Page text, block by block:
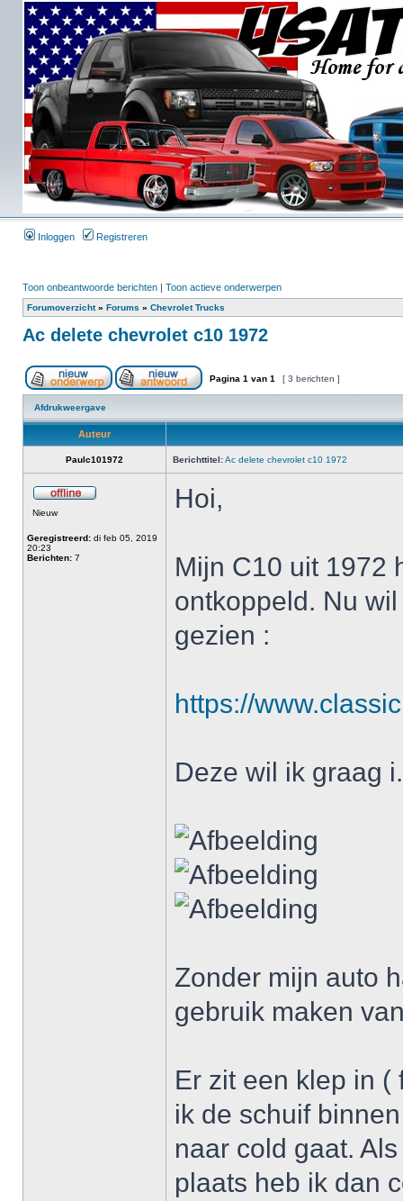
Inloggen Registreren
Toon onbeantwoorde berichten | Toon actieve onderwerpen
Forumoverzicht» Forums » Chevrolet Trucks
Ac delete chevrolet c10 1972
Pagina 1 van 1 [ 3 berichten ]
Afdrukweergave
Auteur
Paulc101972 Berichttitel:Ac delete chevrolet c10 1972
Nieuw
Geregistreerd: di feb 05, 2019
20:23
Berichten: 7
Hoi,
Mijn C10 uit 1972
ontkoppeld. Nu
gezien :
https://
Deze wil ik graag
Zonder mijn auto
gebruik maken
Er zit een klep in (
ik de schuif
naar cold gaat.
plaats heb ik dan